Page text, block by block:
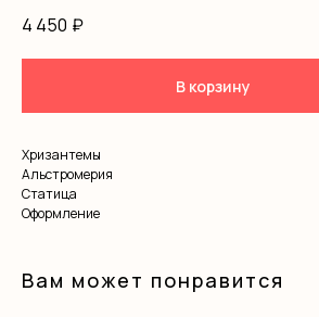
4 450 ₽
В корзину
Хризантемы
Альстромерия
Статица
Оформление
Вам может понравится